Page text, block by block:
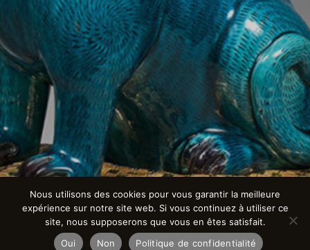
Nous utilisons des cookies pour vous garantir la meilleure
expérience sur notre site web. Si vous continuez à utiliser ce
site, nous supposerons que vous en êtes satisfait.
Oui
Non Politique de confidentialité